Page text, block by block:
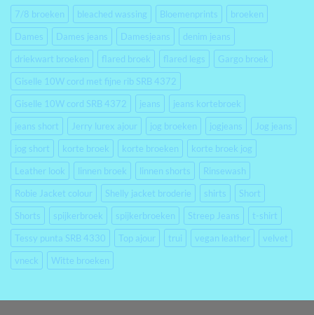
7/8 broeken bleached wassing Bloemenprints
broeken
Dames
Dames jeans Damesjeans
denim jeans
driekwart broeken
flared broek flared legs
Gargo broek
Giselle 10W cord met fijne rib SRB 4372
Giselle 10W cord SRB 4372
jeans
jeans kortebroek
jeans short
Jerry lurex ajour jog broeken jogjeans
Jog jeans
jog short
korte broek korte broeken
korte broek jog
Leather look
linnen broek linnen shorts
Rinsewash
Robie Jacket colour
Shelly jacket broderie shirts
Short
Shorts
spijkerbroek spijkerbroeken Streep Jeans
t-shirt
Tessy punta SRB 4330
Top ajour trui vegan leather
velvet
vneck
Witte broeken